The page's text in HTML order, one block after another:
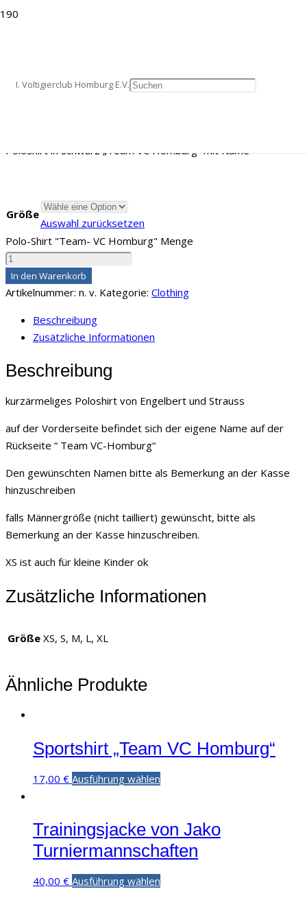
I. Voltigierclub Homburg E.V.
Polo-Shirt „Team- VC Homburg“
Poloshirt in schwarz „Team VC Homburg“ mit Name
Größe
Auswahl zurücksetzen
Polo-Shirt "Team- VC Homburg" Menge
In den Warenkorb
Artikelnummer: n. v. Kategorie: Clothing
Beschreibung
Zusätzliche Informationen
Beschreibung
kurzärmeliges Poloshirt von Engelbert und Strauss
auf der Vorderseite befindet sich der eigene Name auf der
Rückseite “ Team VC-Homburg“
Den gewünschten Namen bitte als Bemerkung an der Kasse
hinzuschreiben
falls Männergröße (nicht tailliert) gewünscht, bitte als
Bemerkung an der Kasse hinzuschreiben.
XS ist auch für kleine Kinder ok
Zusätzliche Informationen
Größe XS, S, M, L, XL
Ähnliche Produkte
Sportshirt „Team VC Homburg“
17,00 € Ausführung wählen
Trainingsjacke von Jako
Turniermannschaften
40,00 € Ausführung wählen